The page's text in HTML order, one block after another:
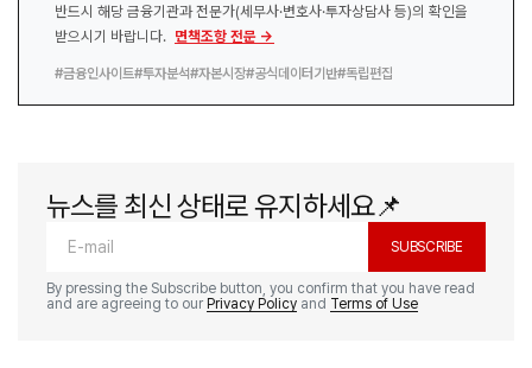
반드시 해당 금융기관과 전문가(세무사·변호사·투자상담사 등)의 확인을
받으시기 바랍니다. 면책조항 전문 →
#금융인사이트#투자분석#자본시장#공식데이터기반#독립편집
뉴스를 최신 상태로 유지하세요📌
SUBSCRIBE
By pressing the Subscribe button, you confirm that you have read
and are agreeing to our Privacy Policy and Terms of Use